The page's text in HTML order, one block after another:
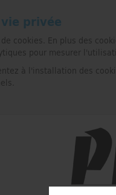
privée
cookies. En plus des
pour mesurer
à l'installation des